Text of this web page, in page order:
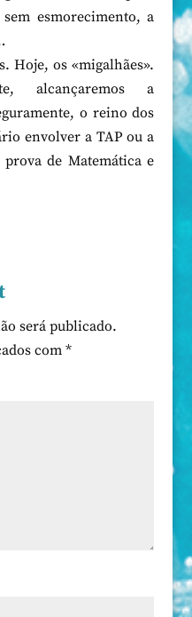
esmorecimento, a
Hoje, os «migalhães».
alcançaremos a
o reino dos
envolver a TAP ou a
de Matemática e
será publicado.
com *